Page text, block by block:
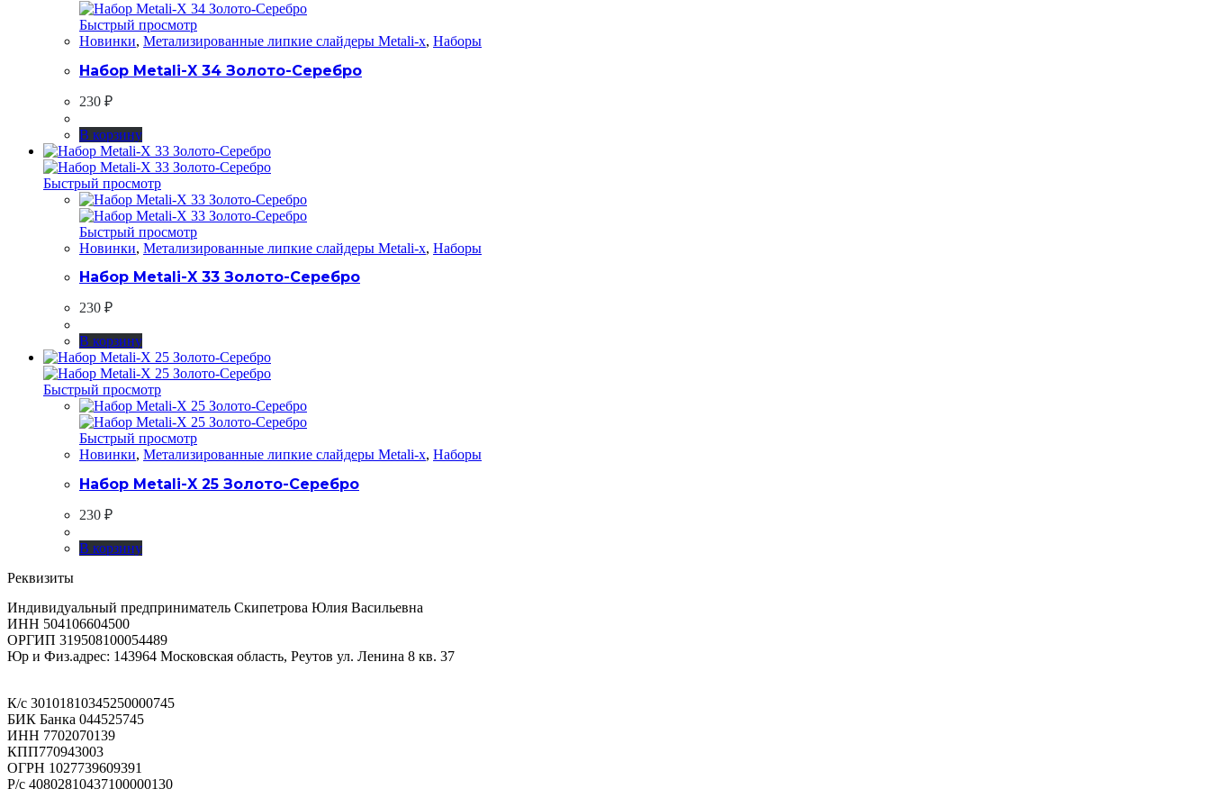
Быстрый просмотр
Новинки, Метализированные липкие слайдеры Metali-x, Наборы
Набор Metali-X 34 Золото-Серебро
230 ₽
В корзину
Быстрый просмотр
Быстрый просмотр
Новинки, Метализированные липкие слайдеры Metali-x, Наборы
Набор Metali-X 33 Золото-Серебро
230 ₽
В корзину
Быстрый просмотр
Быстрый просмотр
Новинки, Метализированные липкие слайдеры Metali-x, Наборы
Набор Metali-X 25 Золото-Серебро
230 ₽
В корзину
Реквизиты
Индивидуальный предприниматель Скипетрова Юлия Васильевна
ИНН 504106604500
ОРГИП 319508100054489
Юр и Физ.адрес: 143964 Московская область, Реутов ул. Ленина 8 кв. 37
К/с 30101810345250000745
БИК Банка 044525745
ИНН 7702070139
КПП770943003
ОГРН 1027739609391
Р/с 40802810437100000130